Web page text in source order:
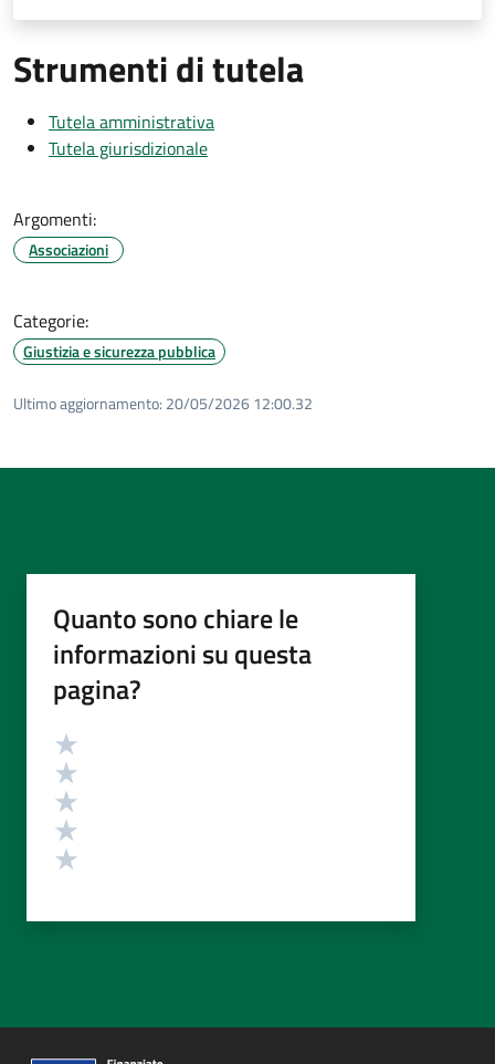
Strumenti di tutela
Tutela amministrativa
Tutela giurisdizionale
Argomenti:
Associazioni
Categorie:
Giustizia e sicurezza pubblica
Ultimo aggiornamento: 20/05/2026 12:00.32
Quanto sono chiare le
informazioni su questa
pagina?
Valutazione